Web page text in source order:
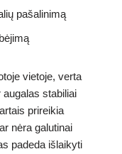
pašalinimą
vietoje, verta
stabiliai
prireikia
nėra galutinai
padeda išlaikyti